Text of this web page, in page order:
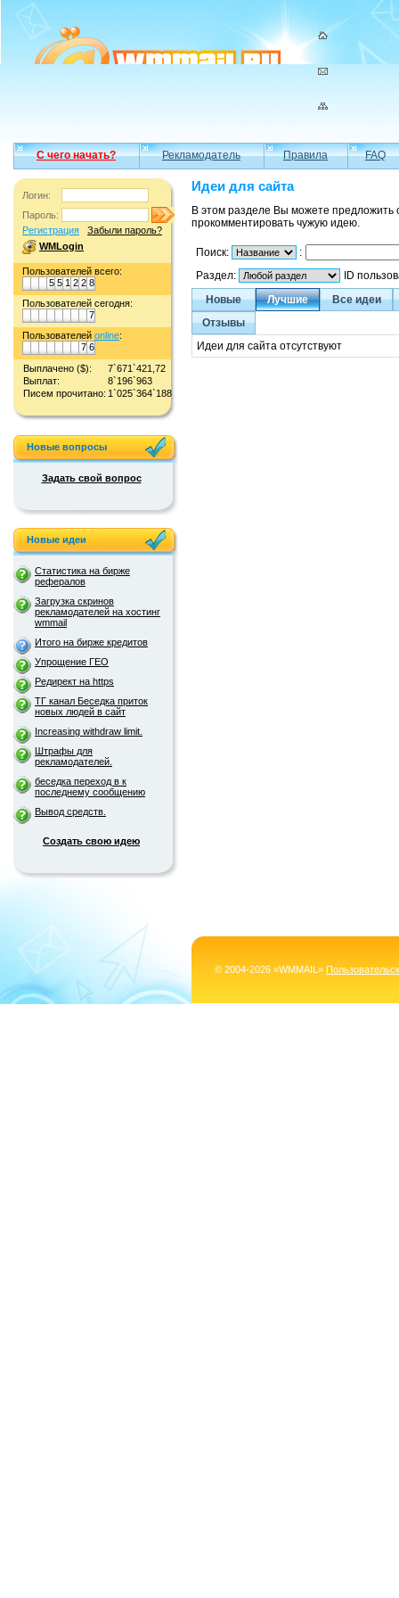
С чего начать? Рекламодатель Правила FAQ
Логин:
Пароль:
Регистрация
Забыли пароль?
WMLogin
Пользователей всего:
5 5 1 2 2 8
Пользователей сегодня:
7
Пользователей online:
7 6
Выплачено ($):
7`671`421,72
Выплат:
8`196`963
Писем прочитано: 1`025`364`188
Новые вопросы
Задать свой вопрос
Новые идеи
Статистика на бирже
рефералов
Загрузка скринов
рекламодателей на хостинг
wmmail
Итого на бирже кредитов
Упрощение ГЕО
Редирект на https
ТГ канал Беседка приток
новых людей в сайт
Increasing withdraw limit.
Штрафы для
рекламодателей.
беседка переход в к
последнему сообщению
Вывод средств.
Создать свою идею
Идеи для сайта
В этом разделе Вы можете
прокомментировать чужую идею.
Поиск:
:
Раздел:
ID
Новые
Лучшие
Все идеи
Отзывы
Идеи для сайта отсутствуют
© 2004-2026 «WMMAIL»